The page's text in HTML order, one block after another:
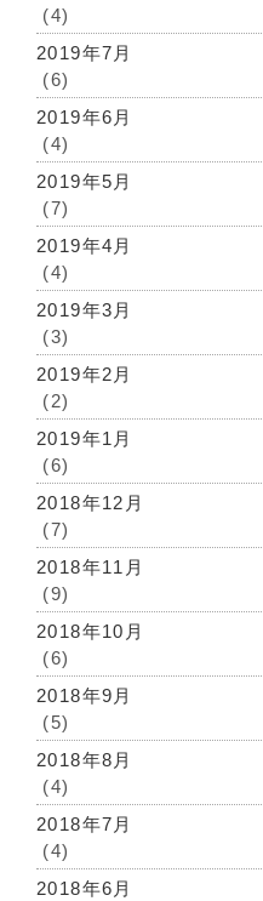
(4)
2019年7月
(6)
2019年6月
(4)
2019年5月
(7)
2019年4月
(4)
2019年3月
(3)
2019年2月
(2)
2019年1月
(6)
2018年12月
(7)
2018年11月
(9)
2018年10月
(6)
2018年9月
(5)
2018年8月
(4)
2018年7月
(4)
2018年6月